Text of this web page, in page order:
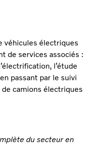
véhicules électriques
de services associés :
l’étude
passant par le suivi
camions électriques
du secteur en